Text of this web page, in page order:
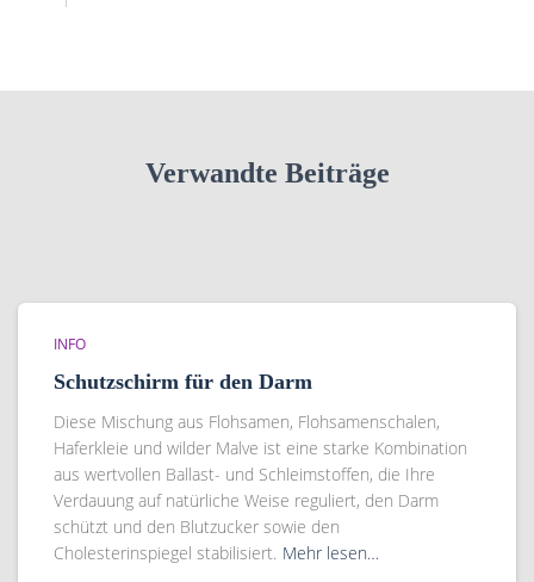
Verwandte Beiträge
INFO
Schutzschirm für den Darm
Diese Mischung aus Flohsamen, Flohsamenschalen,
Haferkleie und wilder Malve ist eine starke Kombination
aus wertvollen Ballast- und Schleimstoffen, die Ihre
Verdauung auf natürliche Weise reguliert, den Darm
schützt und den Blutzucker sowie den
Cholesterinspiegel stabilisiert. Mehr lesen…